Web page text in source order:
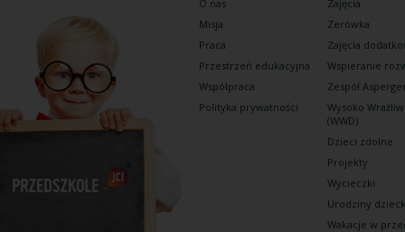
O nas
Misja
Praca
Przestrzeń edukacyjna
Współpraca
Polityka prywatności
Zajęcia
Zerówka
Zajęcia
Wspieranie
Zespół
Wysoko
(WWD)
Dzieci zdolne
Projekty
Wycieczki
Urodziny
Wakacje w